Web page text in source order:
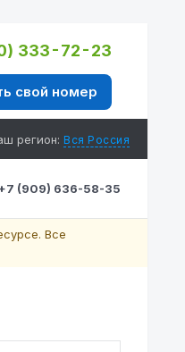
333-72-23
свой номер
регион: Вся Россия
(909) 636-58-35
Все